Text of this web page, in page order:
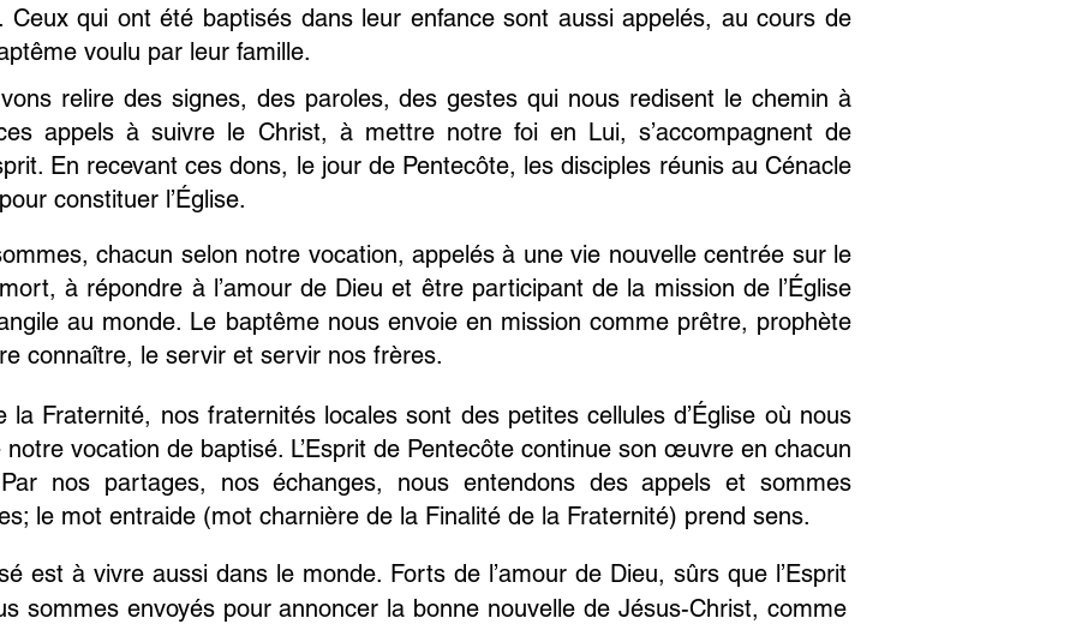
Ceux qui ont été baptisés dans leur enfance sont aussi appelés, au cours de
voulu par leur famille.
relire des signes, des paroles, des gestes qui nous redisent le chemin à
appels à suivre le Christ, à mettre notre foi en Lui, s’accompagnent de
En recevant ces dons, le jour de Pentecôte, les disciples réunis au Cénacle
constituer l’Église.
chacun selon notre vocation, appelés à une vie nouvelle centrée sur le
à répondre à l’amour de Dieu et être participant de la mission de l’Église
au monde. Le baptême nous envoie en mission comme prêtre, prophète
connaître, le servir et servir nos frères.
la Fraternité, nos fraternités locales sont des petites cellules d’Église où nous
vocation de baptisé. L’Esprit de Pentecôte continue son œuvre en chacun
nos partages, nos échanges, nous entendons des appels et sommes
le mot entraide (mot charnière de la Finalité de la Fraternité) prend sens.
est à vivre aussi dans le monde. Forts de l’amour de Dieu, sûrs que l’Esprit
sommes envoyés pour annoncer la bonne nouvelle de Jésus-Christ, comme